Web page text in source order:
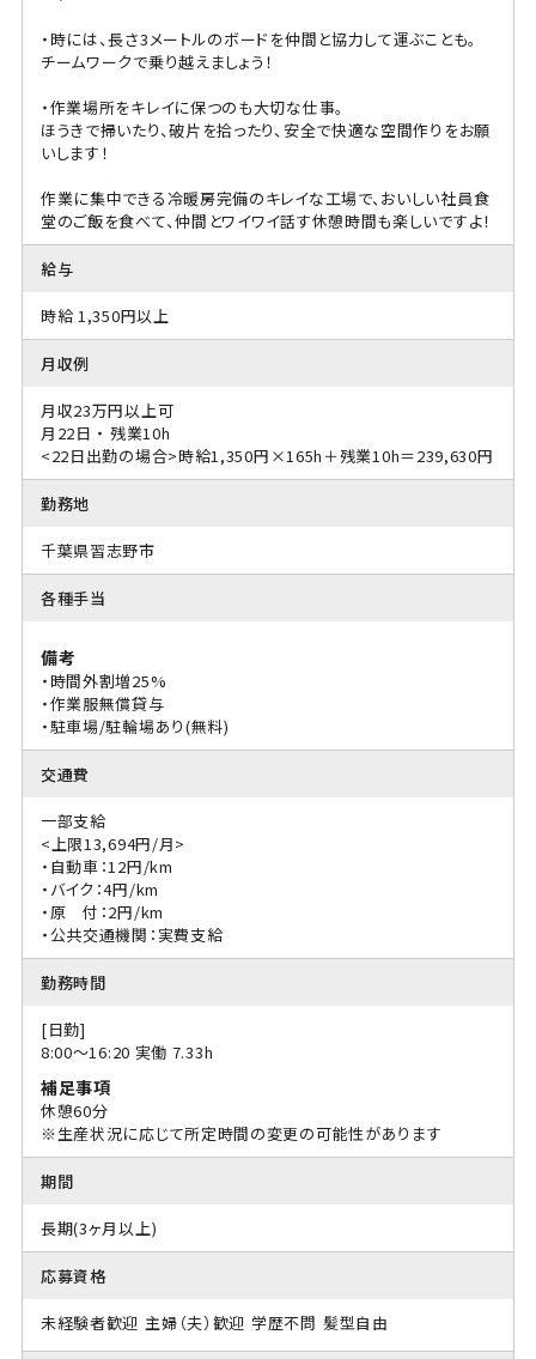
・時には、長さ3メートルのボードを仲間と協力して運ぶことも。
チームワークで乗り越えましょう！
・作業場所をキレイに保つのも大切な仕事。
ほうきで掃いたり、破片を拾ったり、安全で快適な空間作りをお願
いします！
作業に集中できる冷暖房完備のキレイな工場で、おいしい社員食
堂のご飯を食べて、仲間とワイワイ話す休憩時間も楽しいですよ！
給与
時給 1,350円以上
月収例
月収23万円以上可
月22日 ・ 残業10h
<22日出勤の場合>時給1,350円×165h＋残業10h＝239,630円
勤務地
千葉県習志野市
各種手当
備考
・時間外割増25%
・作業服無償貸与
・駐車場/駐輪場あり(無料)
交通費
一部支給
<上限13,694円/月>
・自動車：12円/km
・バイク：4円/km
・原 付：2円/km
・公共交通機関：実費支給
勤務時間
[日勤]
8:00〜16:20 実働 7.33h
補足事項
休憩60分
※生産状況に応じて所定時間の変更の可能性があります
期間
長期(3ヶ月以上)
応募資格
未経験者歓迎 主婦（夫）歓迎 学歴不問 髪型自由